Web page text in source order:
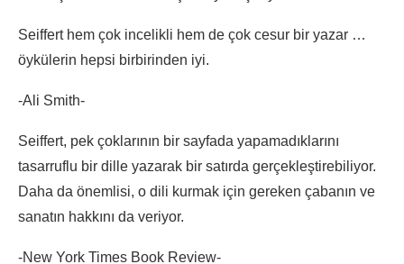
Seiffert hem çok incelikli hem de çok cesur bir yazar …
öykülerin hepsi birbirinden iyi.
-Ali Smith-
Seiffert, pek çoklarının bir sayfada yapamadıklarını
tasarruflu bir dille yazarak bir satırda gerçekleştirebiliyor.
Daha da önemlisi, o dili kurmak için gereken çabanın ve
sanatın hakkını da veriyor.
-New York Times Book Review-